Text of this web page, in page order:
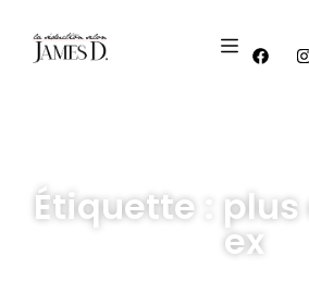
Étiquette : plus
ex